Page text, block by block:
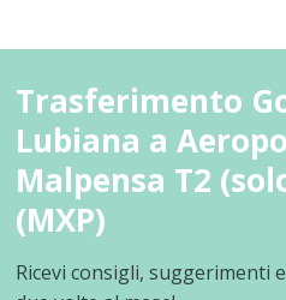
Trasferimento
Lubiana a
Malpensa T2
(MXP)
Ricevi consigli, suggerimenti